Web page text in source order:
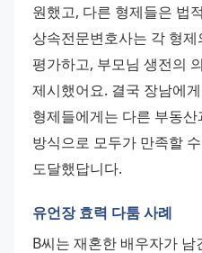
원했고, 다른 형제들은 법
상속전문변호사는 각 형
평가하고, 부모님 생전의
제시했어요. 결국 장남에
형제들에게는 다른 부동
방식으로 모두가 만족할
도달했답니다.
유언장 효력 다툼 사례
B씨는 재혼한 배우자가 남